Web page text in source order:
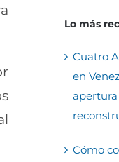
Lo más
Cuatro
en
Cómo